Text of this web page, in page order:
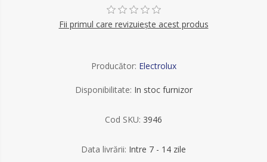
Fii primul care revizuiește acest produs
Producător: Electrolux
Disponibilitate: In stoc furnizor
Cod SKU: 3946
Data livrării: Intre 7 - 14 zile